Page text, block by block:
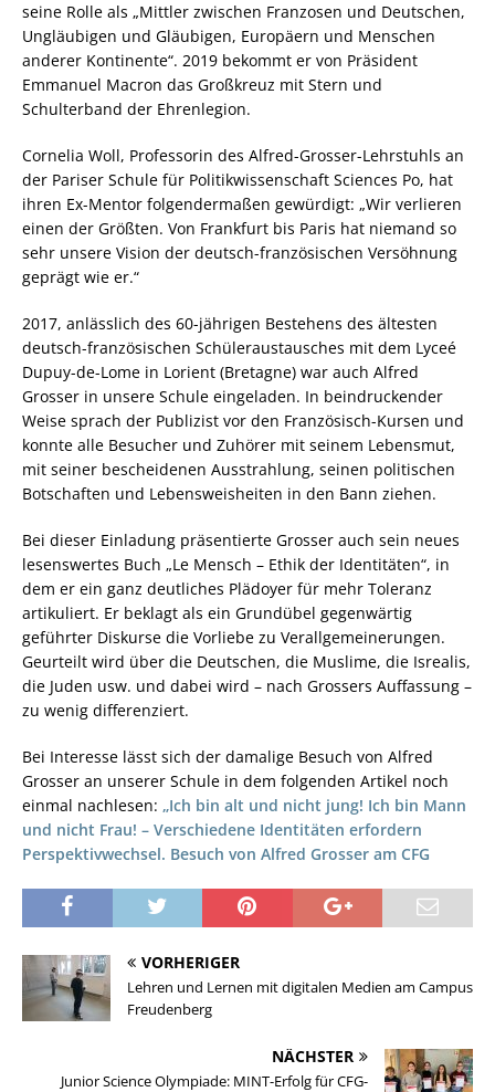
seine Rolle als „Mittler zwischen Franzosen und Deutschen,
Ungläubigen und Gläubigen, Europäern und Menschen
anderer Kontinente“. 2019 bekommt er von Präsident
Emmanuel Macron das Großkreuz mit Stern und
Schulterband der Ehrenlegion.
Cornelia Woll, Professorin des Alfred-Grosser-Lehrstuhls an
der Pariser Schule für Politikwissenschaft Sciences Po, hat
ihren Ex-Mentor folgendermaßen gewürdigt: „Wir verlieren
einen der Größten. Von Frankfurt bis Paris hat niemand so
sehr unsere Vision der deutsch-französischen Versöhnung
geprägt wie er.“
2017, anlässlich des 60-jährigen Bestehens des ältesten
deutsch-französischen Schüleraustausches mit dem Lyceé
Dupuy-de-Lome in Lorient (Bretagne) war auch Alfred
Grosser in unsere Schule eingeladen. In beindruckender
Weise sprach der Publizist vor den Französisch-Kursen und
konnte alle Besucher und Zuhörer mit seinem Lebensmut,
mit seiner bescheidenen Ausstrahlung, seinen politischen
Botschaften und Lebensweisheiten in den Bann ziehen.
Bei dieser Einladung präsentierte Grosser auch sein neues
lesenswertes Buch „Le Mensch – Ethik der Identitäten“, in
dem er ein ganz deutliches Plädoyer für mehr Toleranz
artikuliert. Er beklagt als ein Grundübel gegenwärtig
geführter Diskurse die Vorliebe zu Verallgemeinerungen.
Geurteilt wird über die Deutschen, die Muslime, die Isrealis,
die Juden usw. und dabei wird – nach Grossers Auffassung –
zu wenig differenziert.
Bei Interesse lässt sich der damalige Besuch von Alfred
Grosser an unserer Schule in dem folgenden Artikel noch
einmal nachlesen: „Ich bin alt und nicht jung! Ich bin Mann
und nicht Frau! – Verschiedene Identitäten erfordern
Perspektivwechsel. Besuch von Alfred Grosser am CFG
VORHERIGER
Lehren und Lernen mit digitalen Medien am Campus
Freudenberg
NÄCHSTER
Junior Science Olympiade: MINT-Erfolg für CFG-